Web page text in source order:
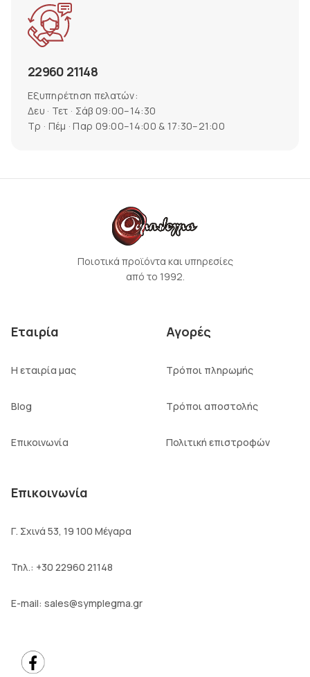
22960 21148
Εξυπηρέτηση πελατών:
Δευ · Τετ · Σάβ 09:00–14:30
Τρ · Πέμ · Παρ 09:00–14:00 & 17:30–21:00
Ποιοτικά προϊόντα και υπηρεσίες
από το 1992.
Εταιρία
Η εταιρία μας
Blog
Επικοινωνία
Αγορές
Τρόποι πληρωμής
Τρόποι αποστολής
Πολιτική επιστροφών
Επικοινωνία
Γ. Σχινά 53, 19 100 Μέγαρα
Τηλ.: +30 22960 21148
E-mail: sales@symplegma.gr